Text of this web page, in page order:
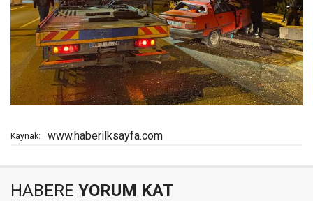
Kaynak: www.haberilksayfa.com
HABERE YORUM KAT